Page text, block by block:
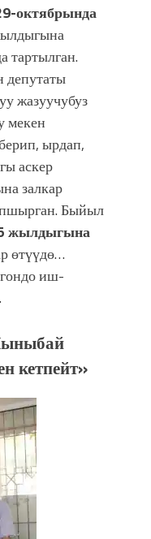
октябрында
тартылган.
жазуучубуз
мекен
ырдап,
аскер
залкар
Быйыл
жылдыгына
өтүүдө…
иш-
кетпейт»